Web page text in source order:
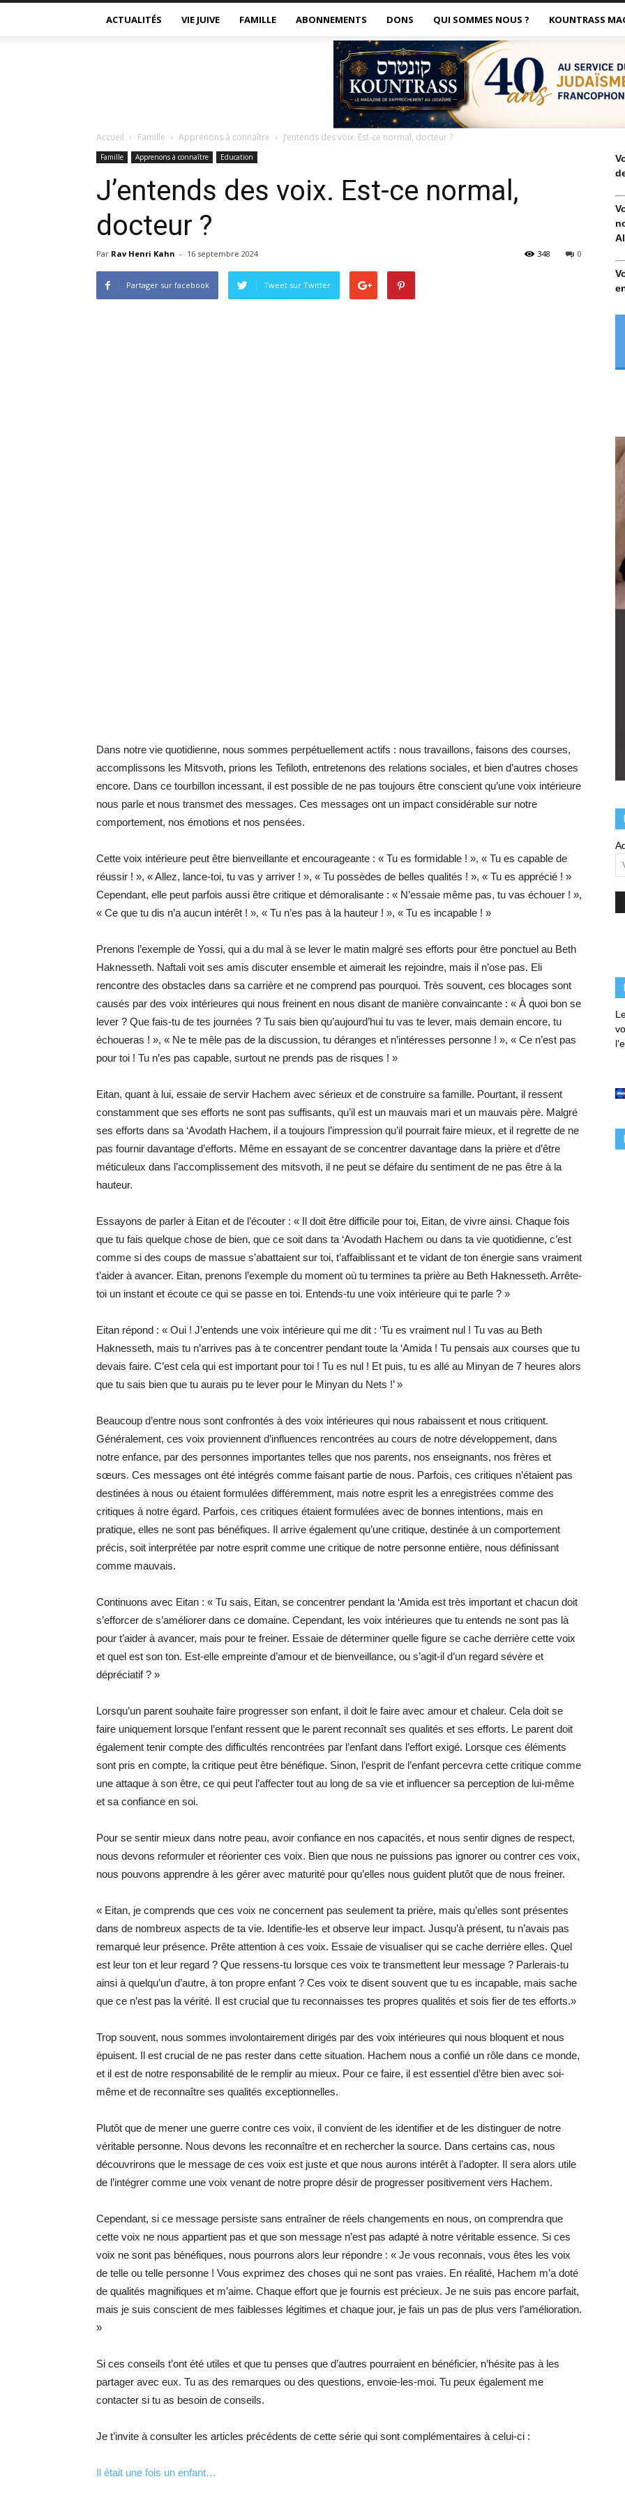
ACTUALITÉS VIE JUIVE FAMILLE ABONNEMENTS DONS QUI SOMMES NOUS ? KOUNTRASS
Accueil Famille Apprenons à connaître J’entends des voix. Est-ce normal, docteur ?
Famille Apprenons à connaître Education
J’entends des voix. Est-ce normal,
docteur ?
Par Rav Henri Kahn - 16 septembre 2024 0
348
Partager sur facebook Tweet sur Twitter
Dans notre vie quotidienne, nous sommes perpétuellement actifs : nous travaillons, faisons des courses,
accomplissons les Mitsvoth, prions les Tefiloth, entretenons des relations sociales, et bien d’autres choses
encore. Dans ce tourbillon incessant, il est possible de ne pas toujours être conscient qu’une voix intérieure
nous parle et nous transmet des messages. Ces messages ont un impact considérable sur notre
comportement, nos émotions et nos pensées.
Cette voix intérieure peut être bienveillante et encourageante : « Tu es formidable ! », « Tu es capable de
réussir ! », « Allez, lance-toi, tu vas y arriver ! », « Tu possèdes de belles qualités ! », « Tu es apprécié ! »
Cependant, elle peut parfois aussi être critique et démoralisante : « N’essaie même pas, tu vas échouer ! »,
« Ce que tu dis n’a aucun intérêt ! », « Tu n’es pas à la hauteur ! », « Tu es incapable ! »
Prenons l’exemple de Yossi, qui a du mal à se lever le matin malgré ses efforts pour être ponctuel au Beth
Haknesseth. Naftali voit ses amis discuter ensemble et aimerait les rejoindre, mais il n’ose pas. Eli
rencontre des obstacles dans sa carrière et ne comprend pas pourquoi. Très souvent, ces blocages sont
causés par des voix intérieures qui nous freinent en nous disant de manière convaincante : « À quoi bon se
lever ? Que fais-tu de tes journées ? Tu sais bien qu’aujourd’hui tu vas te lever, mais demain encore, tu
échoueras ! », « Ne te mêle pas de la discussion, tu déranges et n’intéresses personne ! », « Ce n’est pas
pour toi ! Tu n’es pas capable, surtout ne prends pas de risques ! »
Eitan, quant à lui, essaie de servir Hachem avec sérieux et de construire sa famille. Pourtant, il ressent
constamment que ses efforts ne sont pas suffisants, qu’il est un mauvais mari et un mauvais père. Malgré
ses efforts dans sa ‘Avodath Hachem, il a toujours l’impression qu’il pourrait faire mieux, et il regrette de ne
pas fournir davantage d’efforts. Même en essayant de se concentrer davantage dans la prière et d’être
méticuleux dans l’accomplissement des mitsvoth, il ne peut se défaire du sentiment de ne pas être à la
hauteur.
Essayons de parler à Eitan et de l’écouter : « Il doit être difficile pour toi, Eitan, de vivre ainsi. Chaque fois
que tu fais quelque chose de bien, que ce soit dans ta ‘Avodath Hachem ou dans ta vie quotidienne, c’est
comme si des coups de massue s’abattaient sur toi, t’affaiblissant et te vidant de ton énergie sans vraiment
t’aider à avancer. Eitan, prenons l’exemple du moment où tu termines ta prière au Beth Haknesseth. Arrête-
toi un instant et écoute ce qui se passe en toi. Entends-tu une voix intérieure qui te parle ? »
Eitan répond : « Oui ! J’entends une voix intérieure qui me dit : ‘Tu es vraiment nul ! Tu vas au Beth
Haknesseth, mais tu n’arrives pas à te concentrer pendant toute la ‘Amida ! Tu pensais aux courses que tu
devais faire. C’est cela qui est important pour toi ! Tu es nul ! Et puis, tu es allé au Minyan de 7 heures alors
que tu sais bien que tu aurais pu te lever pour le Minyan du Nets !’ »
Beaucoup d’entre nous sont confrontés à des voix intérieures qui nous rabaissent et nous critiquent.
Généralement, ces voix proviennent d’influences rencontrées au cours de notre développement, dans
notre enfance, par des personnes importantes telles que nos parents, nos enseignants, nos frères et
sœurs. Ces messages ont été intégrés comme faisant partie de nous. Parfois, ces critiques n’étaient pas
destinées à nous ou étaient formulées différemment, mais notre esprit les a enregistrées comme des
critiques à notre égard. Parfois, ces critiques étaient formulées avec de bonnes intentions, mais en
pratique, elles ne sont pas bénéfiques. Il arrive également qu’une critique, destinée à un comportement
précis, soit interprétée par notre esprit comme une critique de notre personne entière, nous définissant
comme mauvais.
Continuons avec Eitan : « Tu sais, Eitan, se concentrer pendant la ‘Amida est très important et chacun doit
s’efforcer de s’améliorer dans ce domaine. Cependant, les voix intérieures que tu entends ne sont pas là
pour t’aider à avancer, mais pour te freiner. Essaie de déterminer quelle figure se cache derrière cette voix
et quel est son ton. Est-elle empreinte d’amour et de bienveillance, ou s’agit-il d’un regard sévère et
dépréciatif ? »
Lorsqu’un parent souhaite faire progresser son enfant, il doit le faire avec amour et chaleur. Cela doit se
faire uniquement lorsque l’enfant ressent que le parent reconnaît ses qualités et ses efforts. Le parent doit
également tenir compte des difficultés rencontrées par l’enfant dans l’effort exigé. Lorsque ces éléments
sont pris en compte, la critique peut être bénéfique. Sinon, l’esprit de l’enfant percevra cette critique comme
une attaque à son être, ce qui peut l’affecter tout au long de sa vie et influencer sa perception de lui-même
et sa confiance en soi.
Pour se sentir mieux dans notre peau, avoir confiance en nos capacités, et nous sentir dignes de respect,
nous devons reformuler et réorienter ces voix. Bien que nous ne puissions pas ignorer ou contrer ces voix,
nous pouvons apprendre à les gérer avec maturité pour qu’elles nous guident plutôt que de nous freiner.
« Eitan, je comprends que ces voix ne concernent pas seulement ta prière, mais qu’elles sont présentes
dans de nombreux aspects de ta vie. Identifie-les et observe leur impact. Jusqu’à présent, tu n’avais pas
remarqué leur présence. Prête attention à ces voix. Essaie de visualiser qui se cache derrière elles. Quel
est leur ton et leur regard ? Que ressens-tu lorsque ces voix te transmettent leur message ? Parlerais-tu
ainsi à quelqu’un d’autre, à ton propre enfant ? Ces voix te disent souvent que tu es incapable, mais sache
que ce n’est pas la vérité. Il est crucial que tu reconnaisses tes propres qualités et sois fier de tes efforts.»
Trop souvent, nous sommes involontairement dirigés par des voix intérieures qui nous bloquent et nous
épuisent. Il est crucial de ne pas rester dans cette situation. Hachem nous a confié un rôle dans ce monde,
et il est de notre responsabilité de le remplir au mieux. Pour ce faire, il est essentiel d’être bien avec soi-
même et de reconnaître ses qualités exceptionnelles.
Plutôt que de mener une guerre contre ces voix, il convient de les identifier et de les distinguer de notre
véritable personne. Nous devons les reconnaître et en rechercher la source. Dans certains cas, nous
découvrirons que le message de ces voix est juste et que nous aurons intérêt à l’adopter. Il sera alors utile
de l’intégrer comme une voix venant de notre propre désir de progresser positivement vers Hachem.
Cependant, si ce message persiste sans entraîner de réels changements en nous, on comprendra que
cette voix ne nous appartient pas et que son message n’est pas adapté à notre véritable essence. Si ces
voix ne sont pas bénéfiques, nous pourrons alors leur répondre : « Je vous reconnais, vous êtes les voix
de telle ou telle personne ! Vous exprimez des choses qui ne sont pas vraies. En réalité, Hachem m’a doté
de qualités magnifiques et m’aime. Chaque effort que je fournis est précieux. Je ne suis pas encore parfait,
mais je suis conscient de mes faiblesses légitimes et chaque jour, je fais un pas de plus vers l’amélioration.
»
Si ces conseils t’ont été utiles et que tu penses que d’autres pourraient en bénéficier, n’hésite pas à les
partager avec eux. Tu as des remarques ou des questions, envoie-les-moi. Tu peux également me
contacter si tu as besoin de conseils.
Je t’invite à consulter les articles précédents de cette série qui sont complémentaires à celui-ci :
Il était une fois un enfant…